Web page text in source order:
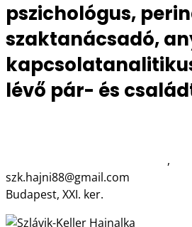
pszichológus,
szaktanácsadó,
lévő pár- és
,
szk.hajni88@gmail.com
Budapest, XXI. ker.